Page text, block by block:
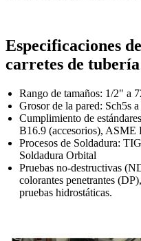
Especificaciones
carretes de tubería
Rango de tamaños: 1/2" a
Grosor de la pared: Sch5s
Cumplimiento de
B16.9 (accesorios), ASME
Procesos de Soldadura:
Soldadura Orbital
Pruebas no-destructivas
colorantes penetrantes
pruebas hidrostáticas.